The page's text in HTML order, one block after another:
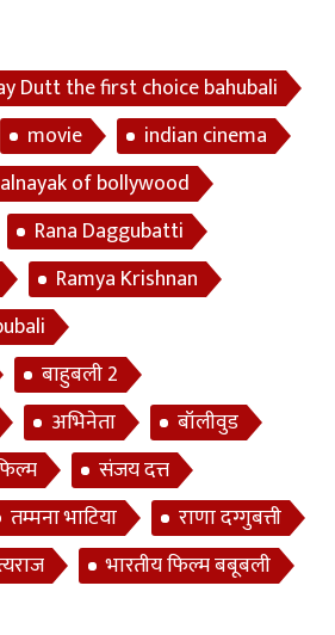
Dutt the first choice bahubali
movie
indian cinema
of bollywood
Rana Daggubatti
Ramya Krishnan
बाहुबली 2
अभिनेता
बॉलीवुड
संजय दत्त
तम्मना भाटिया
राणा दग्गुबत्ती
भारतीय फिल्म बबूबली